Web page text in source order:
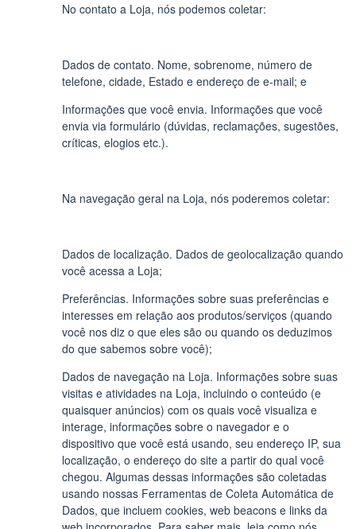
No contato a Loja, nós podemos coletar:
Dados de contato. Nome, sobrenome, número de
telefone, cidade, Estado e endereço de e-mail; e
Informações que você envia. Informações que você
envia via formulário (dúvidas, reclamações, sugestões,
críticas, elogios etc.).
Na navegação geral na Loja, nós poderemos coletar:
Dados de localização. Dados de geolocalização quando
você acessa a Loja;
Preferências. Informações sobre suas preferências e
interesses em relação aos produtos/serviços (quando
você nos diz o que eles são ou quando os deduzimos
do que sabemos sobre você);
Dados de navegação na Loja. Informações sobre suas
visitas e atividades na Loja, incluindo o conteúdo (e
quaisquer anúncios) com os quais você visualiza e
interage, informações sobre o navegador e o
dispositivo que você está usando, seu endereço IP, sua
localização, o endereço do site a partir do qual você
chegou. Algumas dessas informações são coletadas
usando nossas Ferramentas de Coleta Automática de
Dados, que incluem cookies, web beacons e links da